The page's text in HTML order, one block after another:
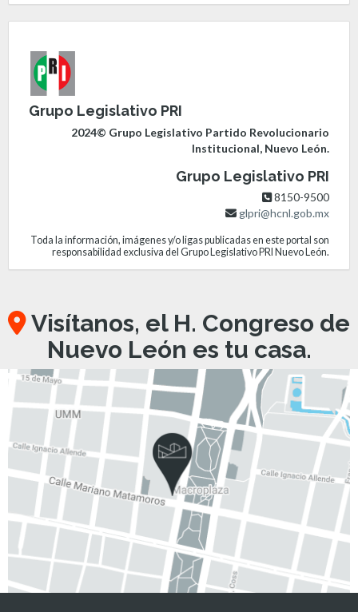
Grupo Legislativo PRI
2024© Grupo Legislativo Partido Revolucionario
Institucional, Nuevo León.
Grupo Legislativo PRI
8150-9500
glpri@hcnl.gob.mx
Toda la información, imágenes y/o ligas publicadas en este portal son
responsabilidad exclusiva del Grupo Legislativo PRI Nuevo León.
Visítanos, el H. Congreso de
Nuevo León es tu casa.